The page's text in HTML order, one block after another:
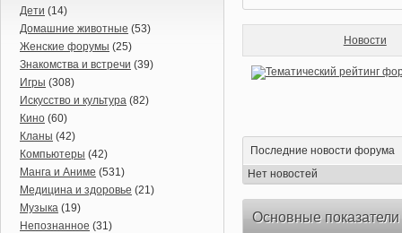
Дети (14)
Домашние животные (53)
Женские форумы (25)
Знакомства и встречи (39)
Игры (308)
Искусство и культура (82)
Кино (60)
Кланы (42)
Компьютеры (42)
Манга и Аниме (531)
Медицина и здоровье (21)
Музыка (19)
Непознанное (31)
Новости
Последние новости форума
Нет новостей
Основные